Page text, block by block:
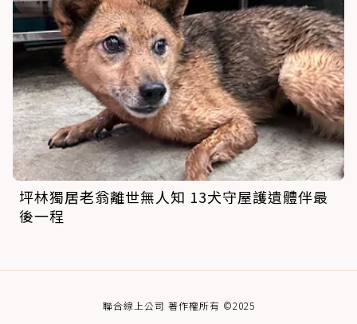
坪林獨居老翁離世無人知 13犬守屋護遺體伴最
後一程
聯合線上公司 著作權所有 ©2025